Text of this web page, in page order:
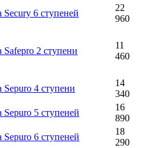
6 ступеней
22
960
Safepro 2 ступени
11
460
Sepuro 4 ступени
14
340
5 ступеней
16
890
6 ступеней
18
290